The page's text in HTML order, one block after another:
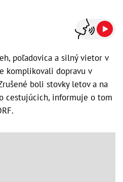
poľadovica a silný vietor v
komplikovali dopravu v
boli stovky letov a na
cestujúcich, informuje o tom